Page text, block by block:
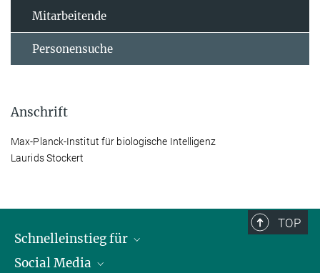
Mitarbeitende
Personensuche
Anschrift
Max-Planck-Institut für biologische Intelligenz
Laurids Stockert
TOP
Schnelleinstieg für
Journalist*innen
Social Media